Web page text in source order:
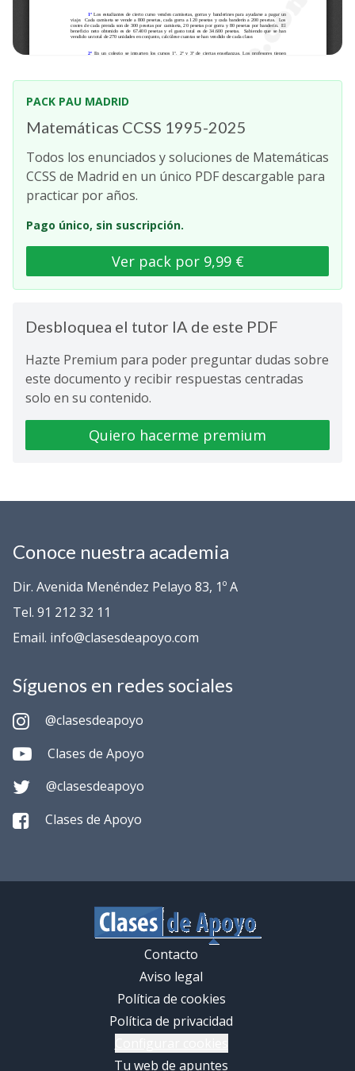
PACK PAU MADRID
Matemáticas CCSS 1995-2025
Todos los enunciados y soluciones de Matemáticas
CCSS de Madrid en un único PDF descargable para
practicar por años.
Pago único, sin suscripción.
Ver pack por 9,99 €
Desbloquea el tutor IA de este PDF
Hazte Premium para poder preguntar dudas sobre
este documento y recibir respuestas centradas
solo en su contenido.
Quiero hacerme premium
Conoce nuestra academia
Dir. Avenida Menéndez Pelayo 83, 1º A
Tel. 91 212 32 11
Email. info@clasesdeapoyo.com
Síguenos en redes sociales
@clasesdeapoyo
Clases de Apoyo
@clasesdeapoyo
Clases de Apoyo
Contacto
Aviso legal
Política de cookies
Política de privacidad
Tu web de apuntes